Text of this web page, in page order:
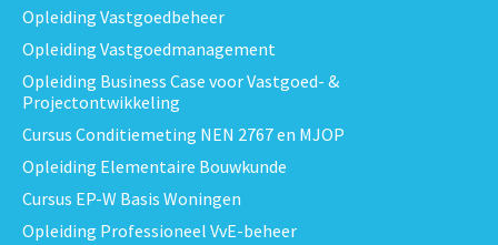
Opleiding Vastgoedbeheer
Opleiding Vastgoedmanagement
Opleiding Business Case voor Vastgoed- &
Projectontwikkeling
Cursus Conditiemeting NEN 2767 en MJOP
Opleiding Elementaire Bouwkunde
Cursus EP-W Basis Woningen
Opleiding Professioneel VvE-beheer